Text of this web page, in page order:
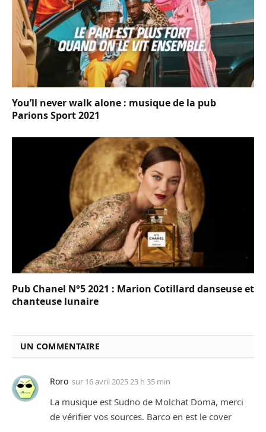
You’ll never walk alone : musique de la pub
Parions Sport 2021
Pub Chanel N°5 2021 : Marion Cotillard danseuse et
chanteuse lunaire
UN COMMENTAIRE
Roro sur 16 avril 2025 23 h 35 min
La musique est Sudno de Molchat Doma, merci
de vérifier vos sources. Barco en est le cover